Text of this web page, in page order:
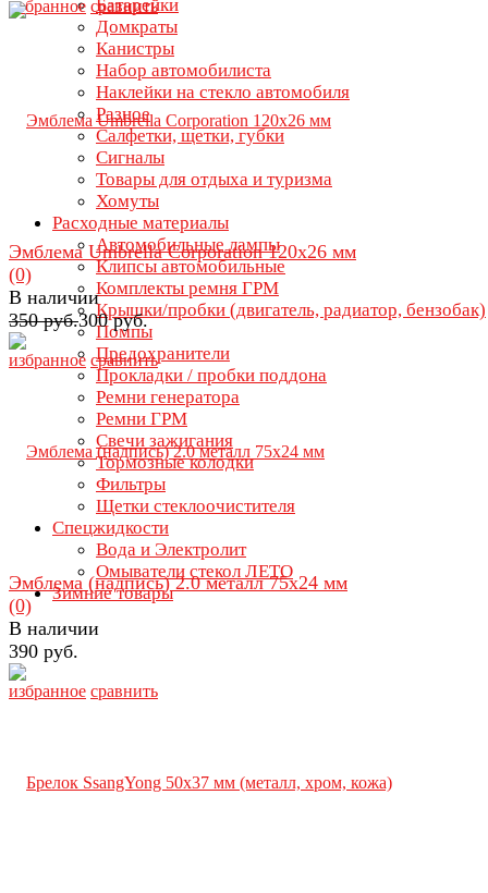
Батарейки
Домкраты
Канистры
Набор автомобилиста
Наклейки на стекло автомобиля
Разное
Салфетки, щетки, губки
Сигналы
Товары для отдыха и туризма
Хомуты
Расходные материалы
Автомобильные лампы
Клипсы автомобильные
Комплекты ремня ГРМ
Крышки/пробки (двигатель, радиатор, бензобак)
Помпы
Предохранители
Прокладки / пробки поддона
Ремни генератора
Ремни ГРМ
Свечи зажигания
Тормозные колодки
Фильтры
Щетки стеклоочистителя
Спецжидкости
Вода и Электролит
Омыватели стекол ЛЕТО
Зимние товары
избранное сравнить
избранное сравнить
Эмблема Umbrella Corporation 120х26 мм
(0)
В наличии
350 руб.300 руб.
избранное сравнить
Эмблема (надпись) 2.0 металл 75х24 мм
(0)
В наличии
390 руб.